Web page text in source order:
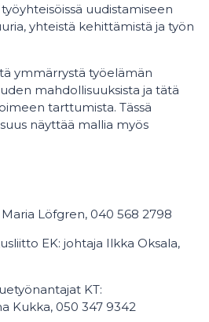
uudistamiseen
yhteistä kehittämistä ja työn
ymmärrystä työelämän
mahdollisuuksista ja tätä
tarttumista. Tässä
näyttää mallia myös
Löfgren, 040 568 2798
EK: johtaja Ilkka Oksala,
KT:
Kukka, 050 347 9342